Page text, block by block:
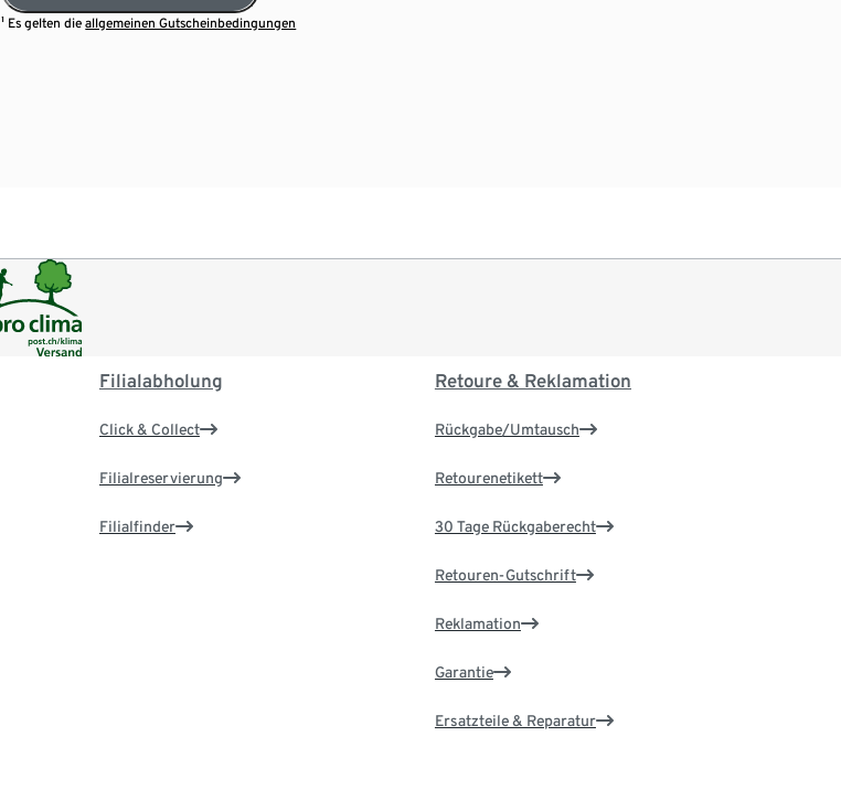
¹ Es gelten dieallgemeinen Gutscheinbedingungen
Filialabholung
Click & Collect
Filialreservierung
Filialfinder
Retoure & Reklamation
Rückgabe/Umtausch
Retourenetikett
30 Tage Rückgaberecht
Retouren-Gutschrift
Reklamation
Garantie
Ersatzteile & Reparatur